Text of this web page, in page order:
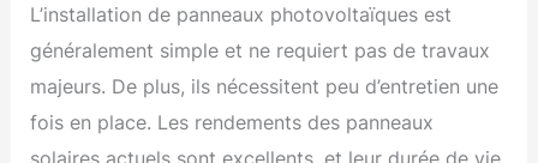
L’installation de panneaux photovoltaïques est
généralement simple et ne requiert pas de travaux
majeurs. De plus, ils nécessitent peu d’entretien une
fois en place. Les rendements des panneaux
solaires actuels sont excellents, et leur durée de vie